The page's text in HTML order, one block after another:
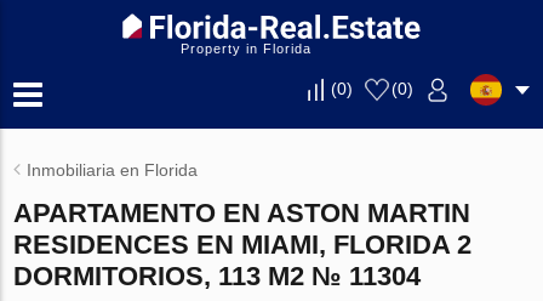
Property in Florida
(0) (0)
Inmobiliaria en Florida
APARTAMENTO EN ASTON MARTIN
RESIDENCES EN MIAMI, FLORIDA 2
DORMITORIOS, 113 M2 № 11304